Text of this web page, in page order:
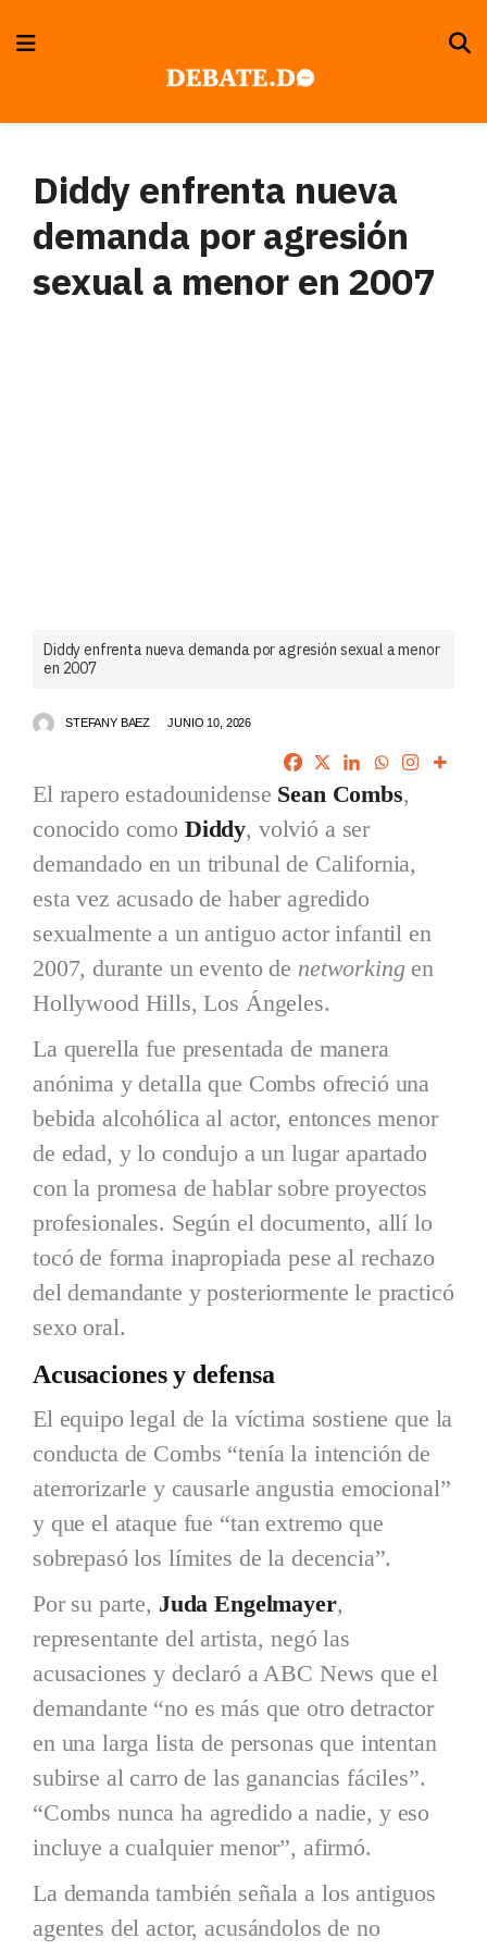
Diddy enfrenta nueva
demanda por agresión
sexual a menor en 2007
Diddy enfrenta nueva demanda por agresión sexual a menor
en 2007
STEFANY BAEZ JUNIO 10, 2026
El rapero estadounidense Sean Combs,
conocido como Diddy, volvió a ser
demandado en un tribunal de California,
esta vez acusado de haber agredido
sexualmente a un antiguo actor infantil en
2007, durante un evento de networking en
Hollywood Hills, Los Ángeles.
La querella fue presentada de manera
anónima y detalla que Combs ofreció una
bebida alcohólica al actor, entonces menor
de edad, y lo condujo a un lugar apartado
con la promesa de hablar sobre proyectos
profesionales. Según el documento, allí lo
tocó de forma inapropiada pese al rechazo
del demandante y posteriormente le practicó
sexo oral.
Acusaciones y defensa
El equipo legal de la víctima sostiene que la
conducta de Combs “tenía la intención de
aterrorizarle y causarle angustia emocional”
y que el ataque fue “tan extremo que
sobrepasó los límites de la decencia”.
Por su parte, Juda Engelmayer,
representante del artista, negó las
acusaciones y declaró a ABC News que el
demandante “no es más que otro detractor
en una larga lista de personas que intentan
subirse al carro de las ganancias fáciles”.
“Combs nunca ha agredido a nadie, y eso
incluye a cualquier menor”, afirmó.
La demanda también señala a los antiguos
agentes del actor, acusándolos de no